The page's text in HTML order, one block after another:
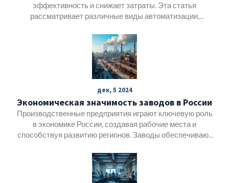
эффективность и снижает затраты. Эта статья
рассматривает различные виды автоматизации,
как робототехника и программируемые логические
контроллеры. Узнайте, как эти технологии помогают
оптимизировать операции и повысить качество
продукции. Особое внимание уделяется практическим
советам по внедрению и примерам из современных
заводов.
дек, 5 2024
Экономическая значимость заводов в России
Производственные предприятия играют ключевую роль
в экономике России, создавая рабочие места и
способствуя развитию регионов. Заводы обеспечивают
укрепляя национальную экономику. Промышленный
комплекс тесно связан с инновациями и
технологическим развитием, что способствует общему